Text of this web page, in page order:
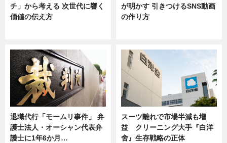
チ」から考える 次世代に響く
価値の伝え方
が明かす 引きつけるSNS動画
の作り方
退職代行「モームリ事件」 弁
護士法人・オーシャン代表弁
護士に1年6か月…
スーツ離れで市場半減も増
益 クリーニング大手『白洋
舍』生存戦略の正体